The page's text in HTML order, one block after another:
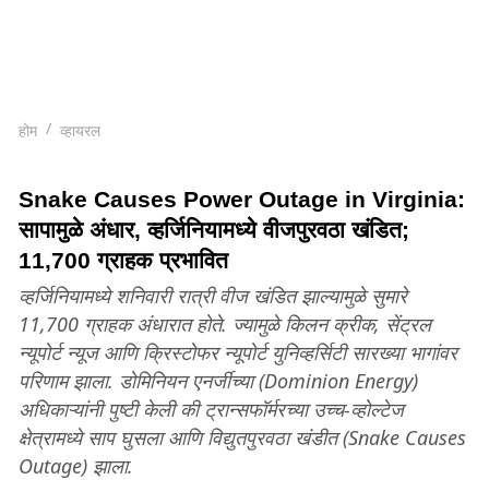
होम व्हायरल
Snake Causes Power Outage in Virginia:
सापामुळे अंधार, व्हर्जिनियामध्ये वीजपुरवठा खंडित;
11,700 ग्राहक प्रभावित
व्हर्जिनियामध्ये शनिवारी रात्री वीज खंडित झाल्यामुळे सुमारे
11,700 ग्राहक अंधारात होते. ज्यामुळे किलन क्रीक, सेंट्रल
न्यूपोर्ट न्यूज आणि क्रिस्टोफर न्यूपोर्ट युनिव्हर्सिटी सारख्या भागांवर
परिणाम झाला. डोमिनियन एनर्जीच्या (Dominion Energy)
अधिकाऱ्यांनी पुष्टी केली की ट्रान्सफॉर्मरच्या उच्च-व्होल्टेज
क्षेत्रामध्ये साप घुसला आणि विद्युतपुरवठा खंडीत (Snake Causes
Outage) झाला.